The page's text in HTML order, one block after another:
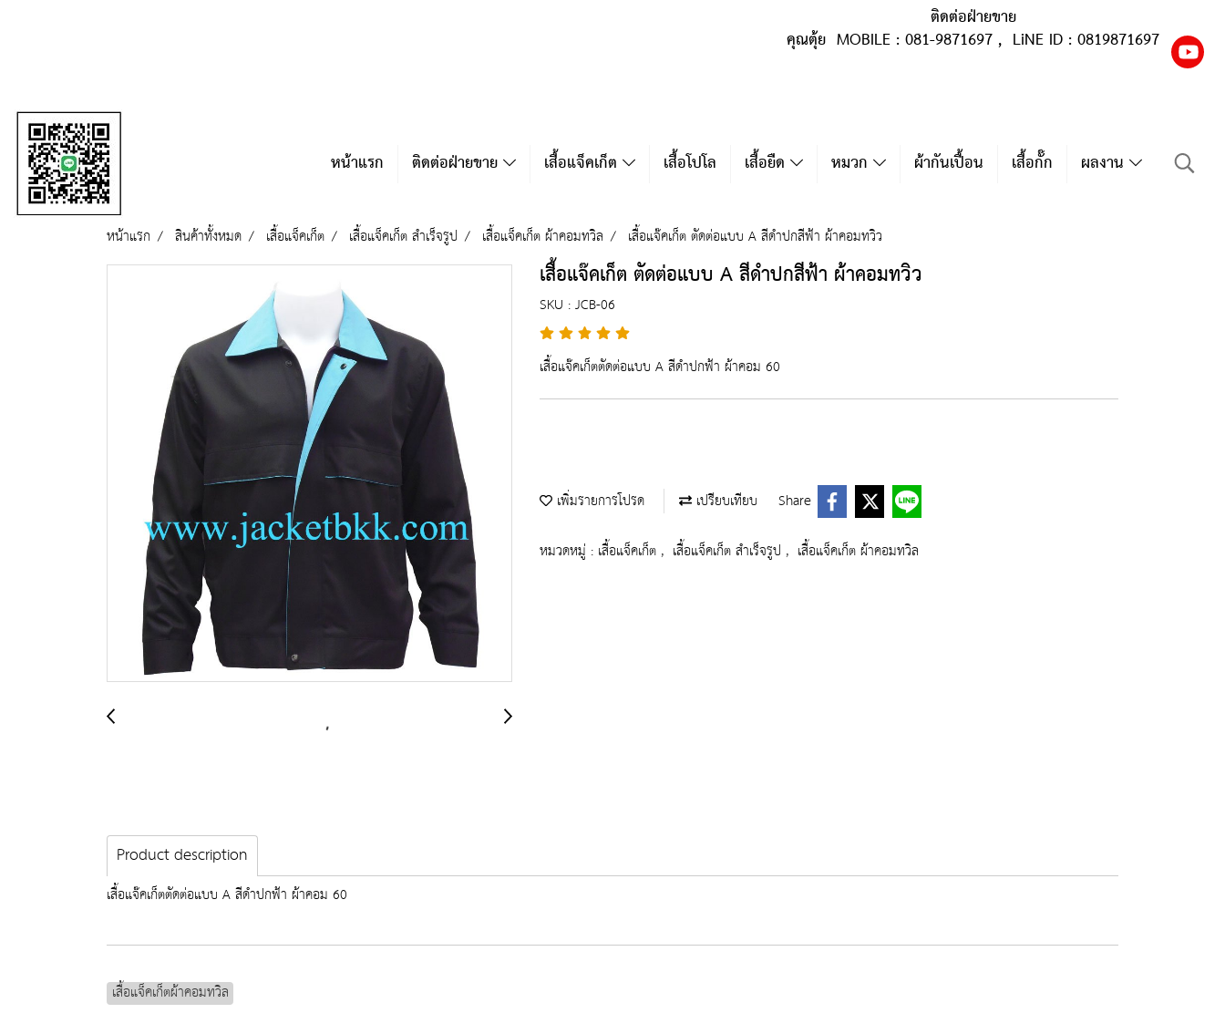
ติดต่อฝ่ายขาย
คุณตุ้ย MOBILE : 081-9871697 , LiNE ID : 0819871697
หน้าแรก ติดต่อฝ่ายขาย เสื้อแจ็คเก็ต เสื้อโปโล เสื้อยืด หมวก ผ้ากันเปื้อน เสื้อกั๊ก ผลงาน
หน้าแรก สินค้าทั้งหมด เสื้อแจ็คเก็ต เสื้อแจ็คเก็ต สำเร็จรูป เสื้อแจ็คเก็ต ผ้าคอมทวิล เสื้อแจ๊คเก็ต ตัดต่อแบบ A สีดำปกสีฟ้า ผ้าคอมทวิว
เสื้อแจ๊คเก็ต ตัดต่อแบบ A สีดำปกสีฟ้า ผ้าคอมทวิว
SKU : JCB-06
เสื้อแจ๊คเก็ตตัดต่อแบบ A สีดำปกฟ้า ผ้าคอม 60
เพิ่มรายการโปรด เปรียบเทียบ Share
หมวดหมู่ : เสื้อแจ็คเก็ต, เสื้อแจ็คเก็ต สำเร็จรูป , เสื้อแจ็คเก็ต ผ้าคอมทวิล
Product description
เสื้อแจ๊คเก็ตตัดต่อแบบ A สีดำปกฟ้า ผ้าคอม 60
เสื้อแจ็คเก็ตผ้าคอมทวิล